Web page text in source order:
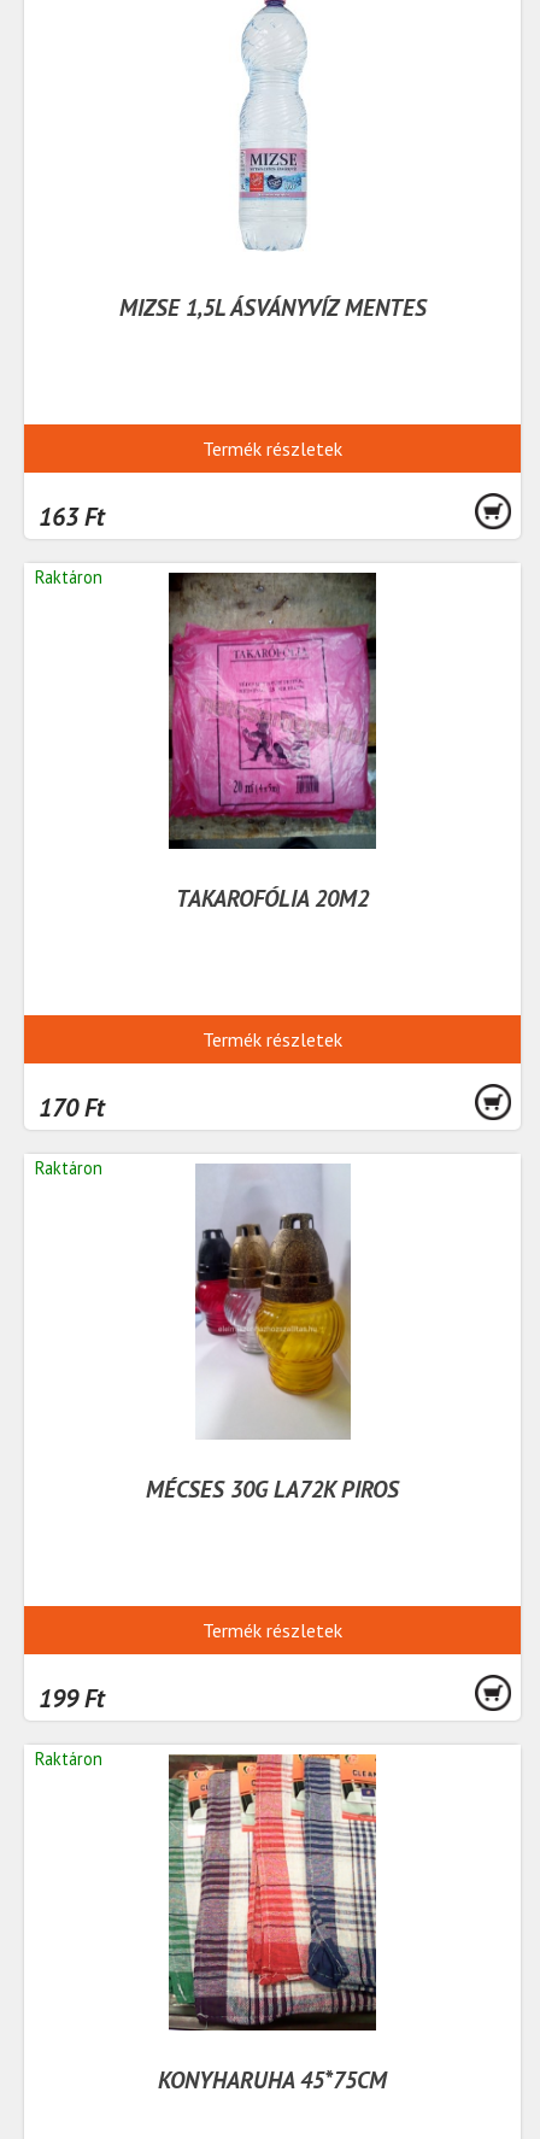
MIZSE 1,5L ÁSVÁNYVÍZ MENTES
Termék részletek
163 Ft
Raktáron
TAKAROFÓLIA 20M2
Termék részletek
170 Ft
Raktáron
MÉCSES 30G LA72K PIROS
Termék részletek
199 Ft
Raktáron
KONYHARUHA 45*75CM